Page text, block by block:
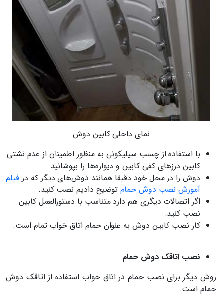
نمای داخلی کابین دوش
با استفاده از چسب سیلیکونی به منظور اطمینان از عدم نشتی
کابین درزهای کفی کابین و دیواره‌ها را بپوشانید
دوش را در محل خود دقیقا همانند دوش‌های دیگر که در فیلم
آموزش نصب دوش حمام توضیح دادیم نصب کنید.
اگر اتصالات دیگری هم دارد متناسب با دستورالعمل کابین
نصب کنید.
کار نصب کابین دوش به عنوان حمام اتاق خواب تمام است.
نصب اتاقک دوش حمام
روش دیگر برای نصب حمام در اتاق خواب استفاده از اتاقک دوش
حمام است.